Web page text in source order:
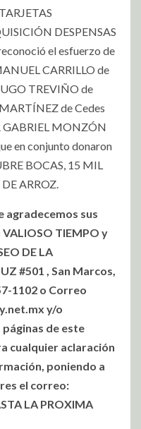
DESPENSAS
el esfuerzo de
CARRILLO de
TREVIÑO de
de Cedes
GABRIEL MONZÓN
en conjunto donaron
BOCAS, 15 MIL
ARROZ.
agradecemos sus
TIEMPO y
DE LA
#501 , San Marcos,
1102 o Correo
y/o
de este
cualquier aclaración
poniendo a
el correo:
LA PROXIMA